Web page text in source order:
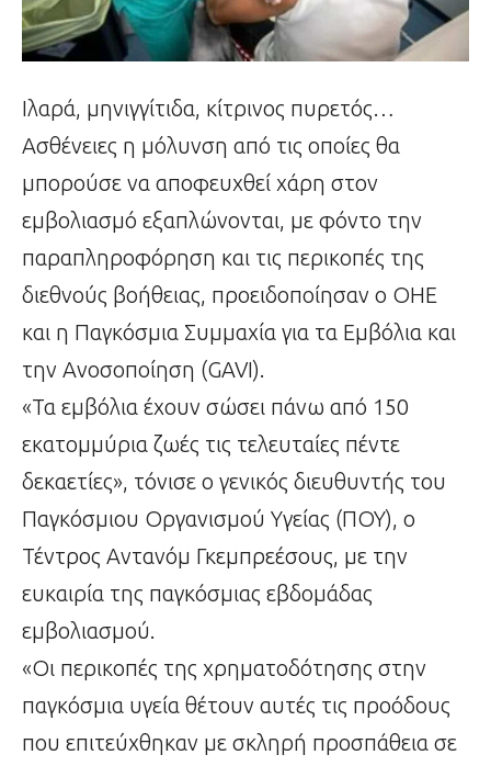
Ιλαρά, μηνιγγίτιδα, κίτρινος πυρετός…
Ασθένειες η μόλυνση από τις οποίες θα
μπορούσε να αποφευχθεί χάρη στον
εμβολιασμό εξαπλώνονται, με φόντο την
παραπληροφόρηση και τις περικοπές της
διεθνούς βοήθειας, προειδοποίησαν ο ΟΗΕ
και η Παγκόσμια Συμμαχία για τα Εμβόλια και
την Ανοσοποίηση (GAVI).
«Τα εμβόλια έχουν σώσει πάνω από 150
εκατομμύρια ζωές τις τελευταίες πέντε
δεκαετίες», τόνισε ο γενικός διευθυντής του
Παγκόσμιου Οργανισμού Υγείας (ΠΟΥ), ο
Τέντρος Αντανόμ Γκεμπρεέσους, με την
ευκαιρία της παγκόσμιας εβδομάδας
εμβολιασμού.
«Οι περικοπές της χρηματοδότησης στην
παγκόσμια υγεία θέτουν αυτές τις προόδους
που επιτεύχθηκαν με σκληρή προσπάθεια σε